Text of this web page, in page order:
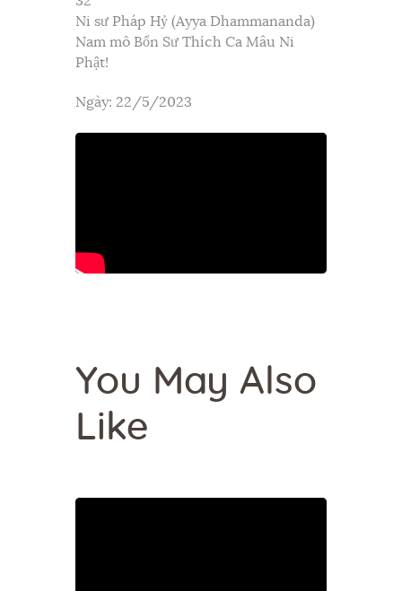
Ni sư Pháp Hỷ (Ayya Dhammananda)
Nam mô Bổn Sư Thích Ca Mâu Ni
Phật!
Ngày: 22/5/2023
You May Also
Like